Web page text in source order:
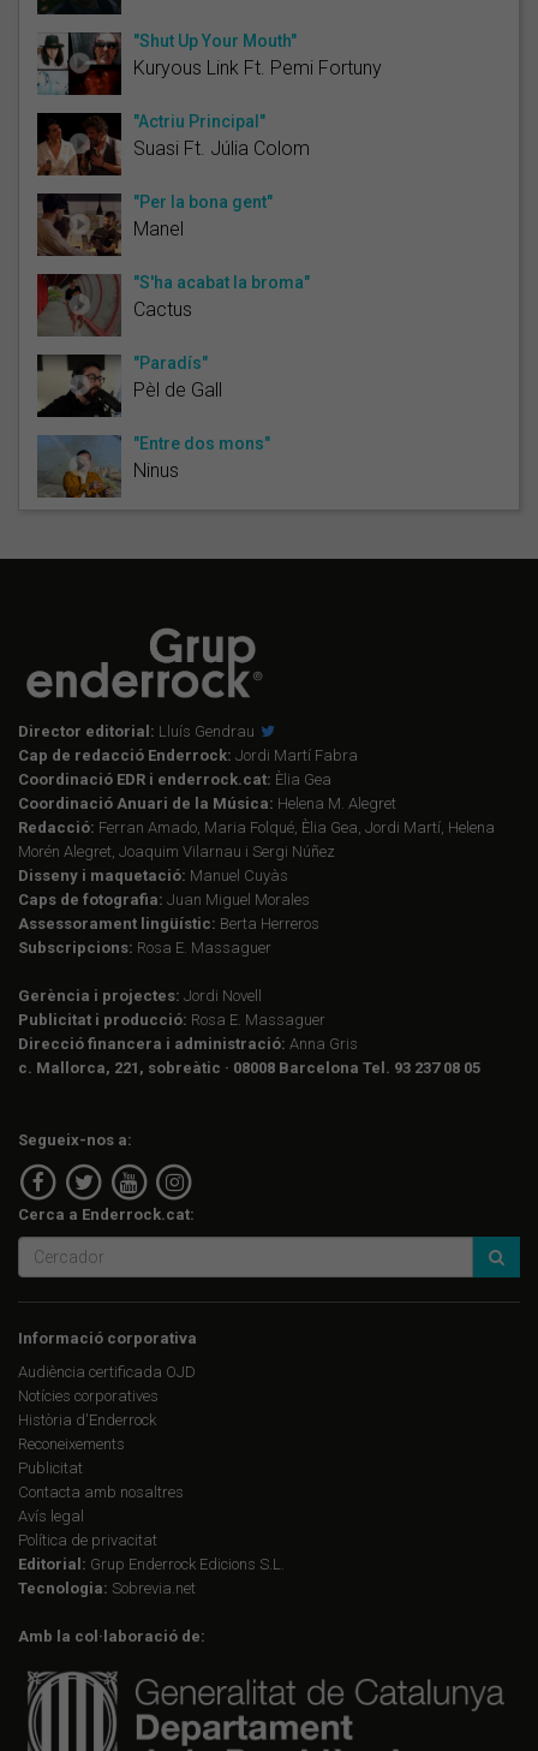
"Shut Up Your Mouth"
Kuryous Link Ft. Pemi Fortuny
"Actriu Principal"
Suasi Ft. Júlia Colom
"Per la bona gent"
Manel
"S'ha acabat la broma"
Cactus
"Paradís"
Pèl de Gall
"Entre dos mons"
Ninus
Director editorial: Lluís Gendrau
Cap de redacció Enderrock: Jordi Martí Fabra
Coordinació EDR i enderrock.cat: Èlia Gea
Coordinació Anuari de la Música: Helena M. Alegret
Redacció: Ferran Amado, Maria Folqué, Èlia Gea, Jordi Martí, Helena
Morén Alegret, Joaquim Vilarnau i Sergi Núñez
Disseny i maquetació: Manuel Cuyàs
Caps de fotografia: Juan Miguel Morales
Assessorament lingüístic: Berta Herreros
Subscripcions: Rosa E. Massaguer
Gerència i projectes: Jordi Novell
Publicitat i producció: Rosa E. Massaguer
Direcció financera i administració: Anna Gris
c. Mallorca, 221, sobreàtic · 08008 Barcelona Tel. 93 237 08 05
Segueix-nos a:
Cerca a Enderrock.cat:
Informació corporativa
Audiència certificada OJD
Notícies corporatives
Història d'Enderrock
Reconeixements
Publicitat
Contacta amb nosaltres
Avís legal
Política de privacitat
Editorial: Grup Enderrock Edicions S.L.
Tecnologia: Sobrevia.net
Amb la col·laboració de: